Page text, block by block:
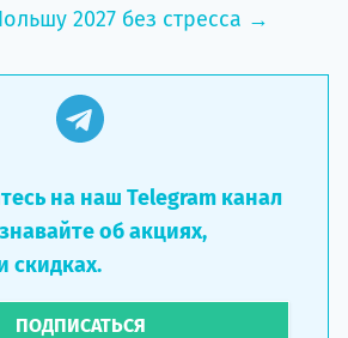
2027 без стресса →
на наш Telegram канал
об акциях,
скидках.
ПОДПИСАТЬСЯ